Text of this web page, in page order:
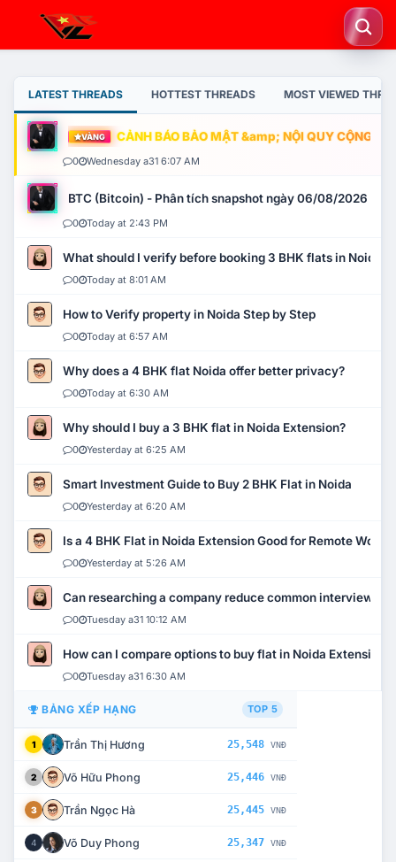
LATEST THREADS HOTTEST THREADS MOST VIEWED
VÀNG CẢNH BÁO BẢO MẬT &amp; NỘI QUY CỘNG
0 Wednesday a31 6:07 AM
BTC (Bitcoin) - Phân tích snapshot ngày 06/08/2026
0 Today at 2:43 PM
What should I verify before booking 3 BHK flats in Noida?
0 Today at 8:01 AM
How to Verify property in Noida Step by Step
0 Today at 6:57 AM
Why does a 4 BHK flat Noida offer better privacy?
0 Today at 6:30 AM
Why should I buy a 3 BHK flat in Noida Extension?
0 Yesterday at 6:25 AM
Smart Investment Guide to Buy 2 BHK Flat in Noida
0 Yesterday at 6:20 AM
Is a 4 BHK Flat in Noida Extension Good for Remote Work?
0 Yesterday at 5:26 AM
Can researching a company reduce common interview
0 Tuesday a31 10:12 AM
How can I compare options to buy flat in Noida Extension?
0 Tuesday a31 6:30 AM
BẢNG XẾP HẠNG TOP 5
1 Trần Thị Hương 25,548 VNĐ
2 Võ Hữu Phong 25,446 VNĐ
3 Trần Ngọc Hà 25,445 VNĐ
4 Võ Duy Phong 25,347 VNĐ